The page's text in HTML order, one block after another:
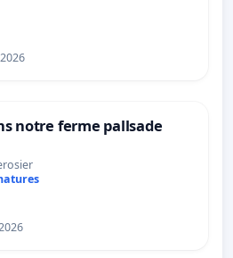
notre ferme pallsade